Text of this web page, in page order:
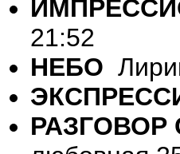
21:52
НЕБО